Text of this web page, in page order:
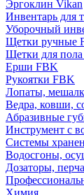
Эргоклин Vikan
Инвентарь для
Уборочный
Щетки ручные
Щетки для
Ерши FBK
Рукоятки FBK
Лопаты,
Ведра, ковши,
Абразивные
Инструмент с
Системы
Водосгоны,
Дозаторы,
Химия